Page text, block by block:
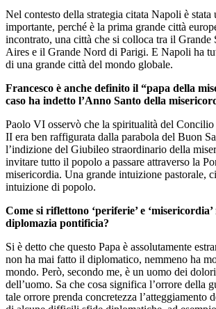
Nel contesto della strategia citata Napoli è stata
importante, perché è la prima grande città
incontrato, una città che si colloca tra il Grande
Aires e il Grande Nord di Parigi. E Napoli ha
di una grande città del mondo globale.
Francesco è anche definito il “papa della
caso ha indetto l’Anno Santo della
Paolo VI osservò che la spiritualità del
II era ben raffigurata dalla parabola del Buon
l’indizione del Giubileo straordinario della
invitare tutto il popolo a passare attraverso la
misericordia. Una grande intuizione pastorale,
intuizione di popolo.
Come si riflettono ‘periferie’ e ‘misericordia’
diplomazia pontificia?
Si è detto che questo Papa è assolutamente
non ha mai fatto il diplomatico, nemmeno ha
mondo. Però, secondo me, è un uomo dei
dell’uomo. Sa che cosa significa l’orrore della
tale orrore prenda concretezza l’atteggiamento